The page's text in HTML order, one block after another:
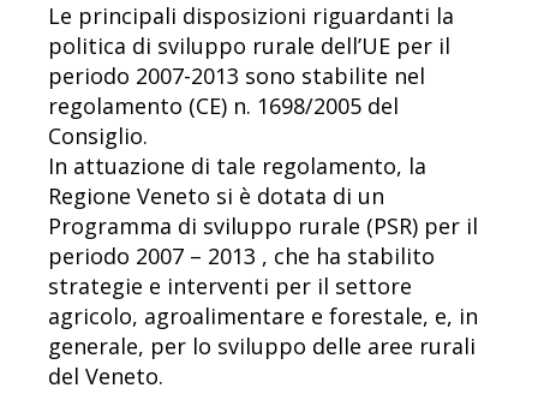
Le principali disposizioni riguardanti la
politica di sviluppo rurale dell’UE per il
periodo 2007-2013 sono stabilite nel
regolamento (CE) n. 1698/2005 del
Consiglio.
In attuazione di tale regolamento, la
Regione Veneto si è dotata di un
Programma di sviluppo rurale (PSR) per il
periodo 2007 – 2013 , che ha stabilito
strategie e interventi per il settore
agricolo, agroalimentare e forestale, e, in
generale, per lo sviluppo delle aree rurali
del Veneto.